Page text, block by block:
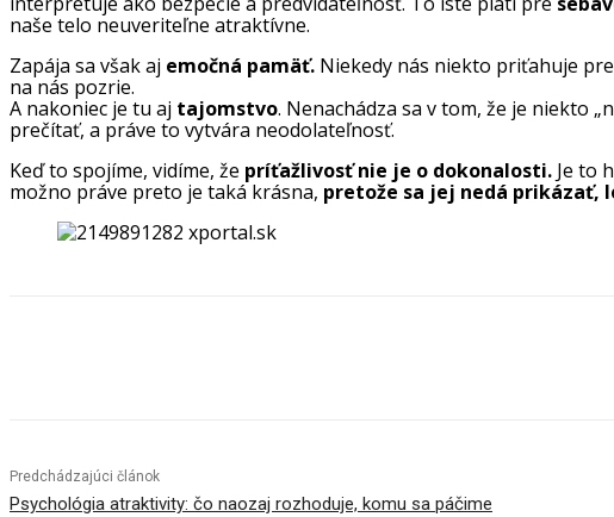
naše telo neuveriteľne atraktívne.
Zapája sa však aj emočná pamäť. Niekedy nás niekto priťahuje
na nás pozrie.
A nakoniec je tu aj tajomstvo. Nenachádza sa v tom, že je niekto
prečítať, a práve to vytvára neodolateľnosť.
Keď to spojíme, vidíme, že príťažlivosť nie je o dokonalosti. Je to
možno práve preto je taká krásna, pretože sa jej nedá prikázať,
Predchádzajúci článok
Psychológia atraktivity: čo naozaj rozhoduje, komu sa páčime